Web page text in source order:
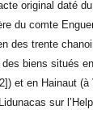
original daté
du comte
des trente
biens situés
et en Hainaut (à
sur